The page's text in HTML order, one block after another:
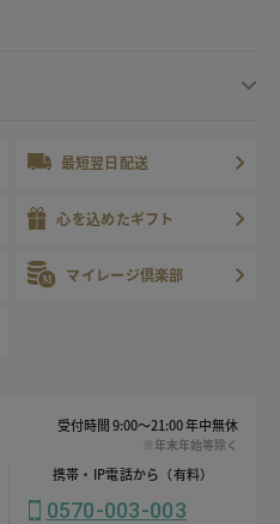
最短翌日配送
心を込めたギフト
マイレージ倶楽部
受付時間 9:00～21:00 年中無休
※年末年始等除く
携帯・IP電話から（有料）
0570-003-003